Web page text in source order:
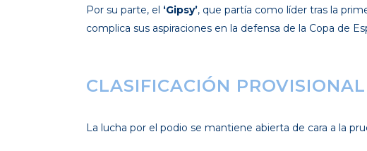
Por su parte, el ‘Gipsy’, que partía como líder tras la
complica sus aspiraciones en la defensa de la Copa de
CLASIFICACIÓN
La lucha por el podio se mantiene abierta de cara a la